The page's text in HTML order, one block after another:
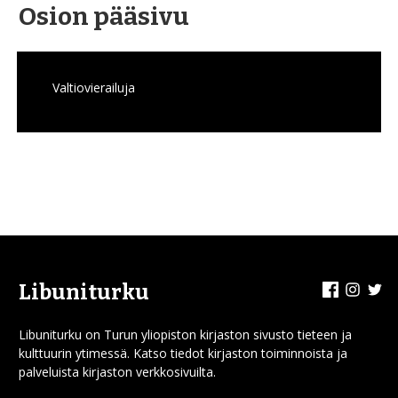
Osion pääsivu
Valtiovierailuja
Libuniturku Facebook
Libuniturku on Turun yliopiston kirjaston sivusto tieteen ja
kulttuurin ytimessä. Katso tiedot kirjaston toiminnoista ja
palveluista kirjaston verkkosivuilta.